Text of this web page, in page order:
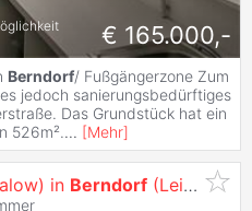
€ 165.000,-
Berndorf/ Fußgängerzone Zum
jedoch sanierungsbedürftiges
Das Grundstück hat ein
526m².... [Mehr]
in Berndorf (Leibrente)